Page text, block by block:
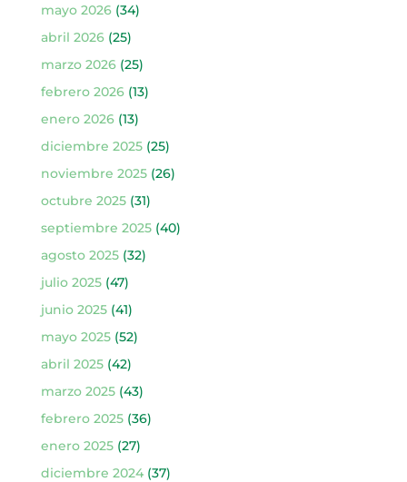
mayo 2026(34)
abril 2026(25)
marzo 2026(25)
febrero 2026(13)
enero 2026(13)
diciembre 2025(25)
noviembre 2025(26)
octubre 2025(31)
septiembre 2025(40)
agosto 2025(32)
julio 2025(47)
junio 2025(41)
mayo 2025(52)
abril 2025(42)
marzo 2025(43)
febrero 2025(36)
enero 2025(27)
diciembre 2024(37)